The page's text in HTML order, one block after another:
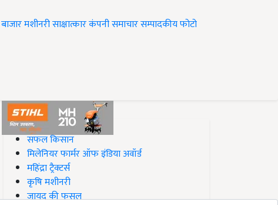
बाजारमशीनरीसाक्षात्कारकंपनी समाचारसम्पादकीयफोटो
#Top on Krishi Jagran
सफल किसान
मिलेनियर फार्मर ऑफ इंडिया अवॉर्ड
महिंद्रा ट्रैक्टर्स
कृषि मशीनरी
जायद की फसल